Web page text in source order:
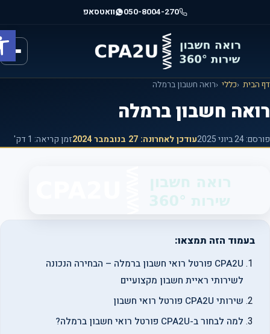
פתח
050-8004-270 וואטסאפ
הבית כללי רואה חשבון ברמלה
חשבון ברמלה
24 ביוני 2025 עודכן לאחרונה:27 בנובמבר 2024 זמן קריאה: 1 דק'
בעמוד הזה תמצאו:
CPA2U פורטל רואי חשבון ברמלה – הבחירה הנכונה
לשירותי ראיית חשבון מקצועיים
שירותי CPA2U פורטל רואי חשבון
למה לבחור ב-CPA2U פורטל רואי חשבון ברמלה?